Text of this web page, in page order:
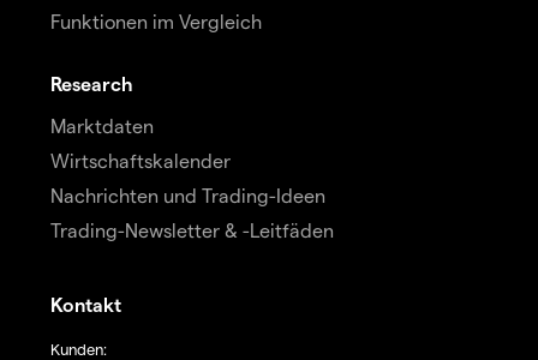
Funktionen im Vergleich
Research
Marktdaten
Wirtschaftskalender
Nachrichten und Trading-Ideen
Trading-Newsletter & -Leitfäden
Kontakt
Kunden: